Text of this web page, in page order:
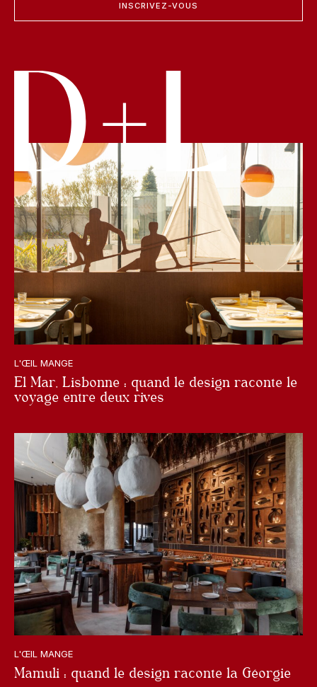
INSCRIVEZ-VOUS
L'ŒIL MANGE
El Mar, Lisbonne : quand le design raconte le
voyage entre deux rives
L'ŒIL MANGE
Mamuli : quand le design raconte la Géorgie